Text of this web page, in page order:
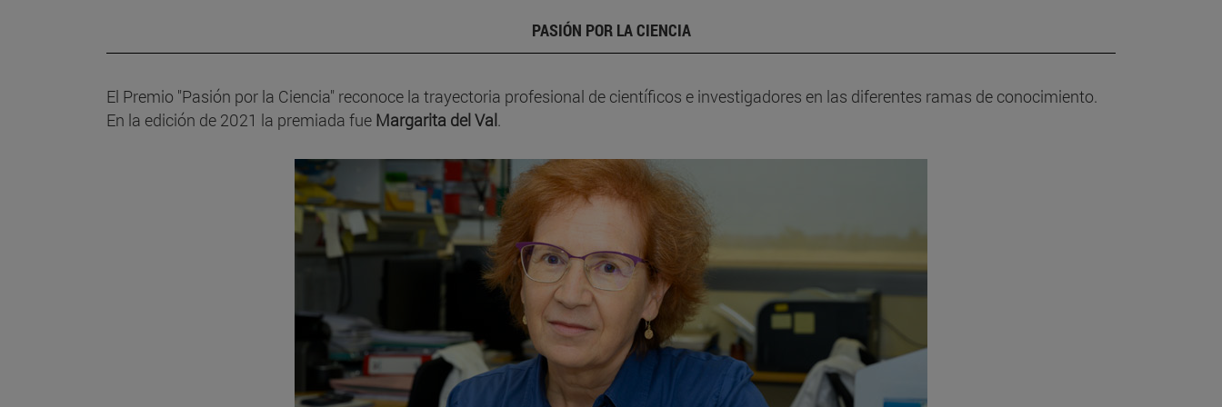
PASIÓN POR LA CIENCIA
El Premio "Pasión por la Ciencia" reconoce la trayectoria profesional de científicos e investigadores en las diferentes ramas de conocimiento.
En la edición de 2021 la premiada fue Margarita del Val.